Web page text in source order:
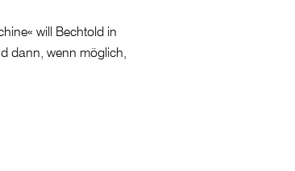
will Bechtold in
dann, wenn möglich,